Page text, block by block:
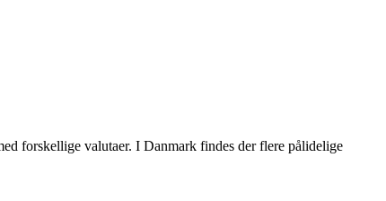
forskellige valutaer. I Danmark findes der flere pålidelige